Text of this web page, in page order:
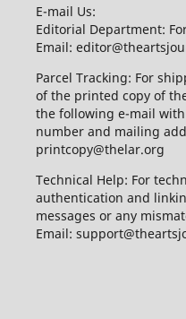
E-mail Us:
Editorial Department:
Email:
Parcel Tracking: For
of the printed copy of
the following e-mail
number and mailing
printcopy@thelar.org
Technical Help: For
authentication and
messages or any
Email: